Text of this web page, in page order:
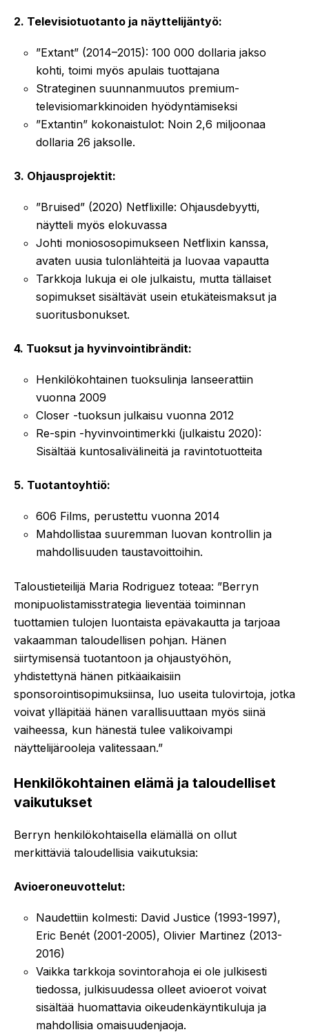
2. Televisiotuotanto ja näyttelijäntyö:
”Extant” (2014–2015): 100 000 dollaria jakso
kohti, toimi myös apulais tuottajana
Strateginen suunnanmuutos premium-
televisiomarkkinoiden hyödyntämiseksi
”Extantin” kokonaistulot: Noin 2,6 miljoonaa
dollaria 26 jaksolle.
3. Ohjausprojektit:
”Bruised” (2020) Netflixille: Ohjausdebyytti,
näytteli myös elokuvassa
Johti moniososopimukseen Netflixin kanssa,
avaten uusia tulonlähteitä ja luovaa vapautta
Tarkkoja lukuja ei ole julkaistu, mutta tällaiset
sopimukset sisältävät usein etukäteismaksut ja
suoritusbonukset.
4. Tuoksut ja hyvinvointibrändit:
Henkilökohtainen tuoksulinja lanseerattiin
vuonna 2009
Closer -tuoksun julkaisu vuonna 2012
Re-spin -hyvinvointimerkki (julkaistu 2020):
Sisältää kuntosalivälineitä ja ravintotuotteita
5. Tuotantoyhtiö:
606 Films, perustettu vuonna 2014
Mahdollistaa suuremman luovan kontrollin ja
mahdollisuuden taustavoittoihin.
Taloustieteilijä Maria Rodriguez toteaa: ”Berryn
monipuolistamisstrategia lieventää toiminnan
tuottamien tulojen luontaista epävakautta ja tarjoaa
vakaamman taloudellisen pohjan. Hänen
siirtymisensä tuotantoon ja ohjaustyöhön,
yhdistettynä hänen pitkäaikaisiin
sponsorointisopimuksiinsa, luo useita tulovirtoja, jotka
voivat ylläpitää hänen varallisuuttaan myös siinä
vaiheessa, kun hänestä tulee valikoivampi
näyttelijärooleja valitessaan.”
Henkilökohtainen elämä ja taloudelliset
vaikutukset
Berryn henkilökohtaisella elämällä on ollut
merkittäviä taloudellisia vaikutuksia:
Avioeroneuvottelut:
Naudettiin kolmesti: David Justice (1993-1997),
Eric Benét (2001-2005), Olivier Martinez (2013-
2016)
Vaikka tarkkoja sovintorahoja ei ole julkisesti
tiedossa, julkisuudessa olleet avioerot voivat
sisältää huomattavia oikeudenkäyntikuluja ja
mahdollisia omaisuudenjaoja.